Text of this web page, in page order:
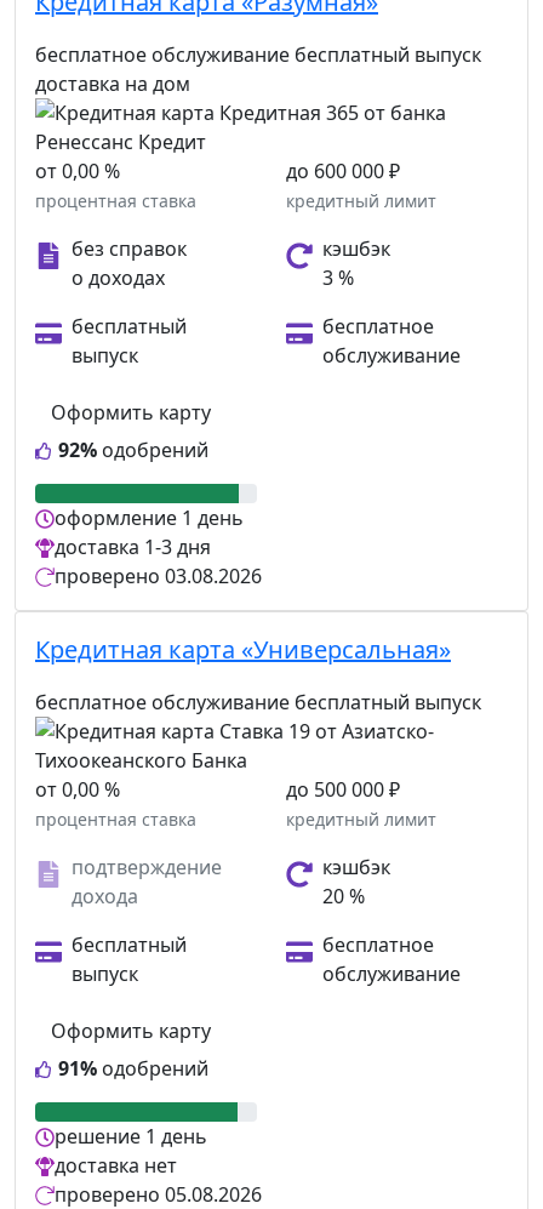
бесплатное обслуживание бесплатный выпуск
доставка на дом
от 0,00 %
процентная ставка
до 600 000 ₽
кредитный лимит
без справок
о доходах
кэшбэк
3 %
бесплатный
выпуск
бесплатное
обслуживание
92% одобрений
Оформить карту
оформление 1 день
доставка 1-3 дня
проверено 03.08.2026
Кредитная карта «Универсальная»
бесплатное обслуживание бесплатный выпуск
от 0,00 %
процентная ставка
до 500 000 ₽
кредитный лимит
подтверждение
дохода
кэшбэк
20 %
бесплатный
выпуск
бесплатное
обслуживание
91% одобрений
Оформить карту
решение 1 день
доставка нет
проверено 05.08.2026